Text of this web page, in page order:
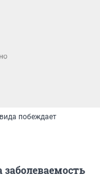
побеждает